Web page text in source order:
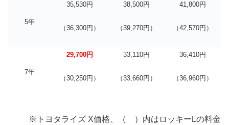
5年
35,530円
（36,300円）
38,500円
（39,270円）
41,800円
（42,570円）
7年
29,700円
（30,250円）
33,110円
（33,660円）
36,410円
（36,960円）
※トヨタライズ X価格、（ ）内はロッキーLの料金